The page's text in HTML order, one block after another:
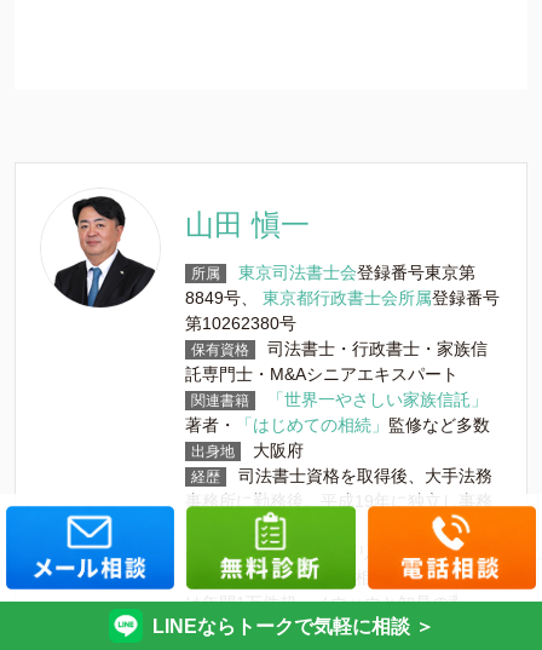
山田 愼一
所属 東京司法書士会登録番号東京第
8849号、 東京都行政書士会所属登録番号
第10262380号
保有資格
司法書士・行政書士・家族信
託専門士・M&Aシニアエキスパート
関連書籍
「世界一やさしい家族信託」
著者・
「はじめての相続」 監修など多数
出身地 大阪府
経歴
司法書士資格を取得後、大手法務
事務所に勤務後。平成19年に独立し事務
所を立ち上げる。
平成25年法人化し、グリーン司法書士法
人となる。債務整理・相続・登記の相談
は年間1万件超。ノウハウと知見の蓄積で
様々な問題を解決します！
LINEならトークで気軽に相談 ＞